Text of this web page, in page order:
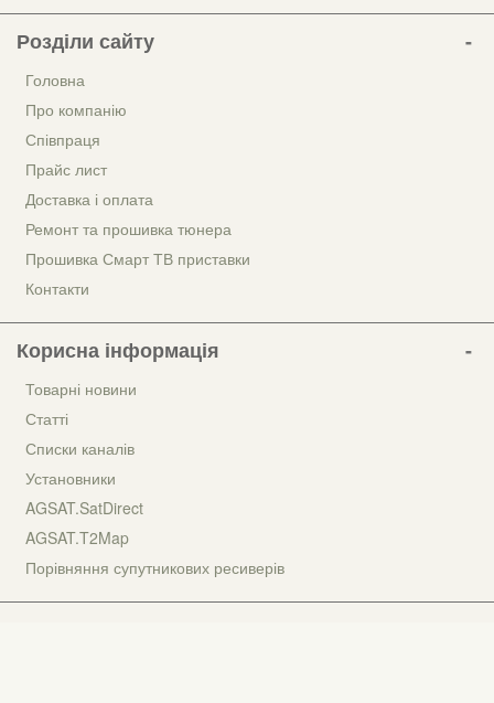
Розділи сайту
Головна
Про компанію
Співпраця
Прайс лист
Доставка і оплата
Ремонт та прошивка тюнера
Прошивка Смарт ТВ приставки
Контакти
Корисна інформація
Товарні новини
Статті
Списки каналів
Установники
AGSAT.SatDirect
AGSAT.T2Map
Порівняння супутникових ресиверів